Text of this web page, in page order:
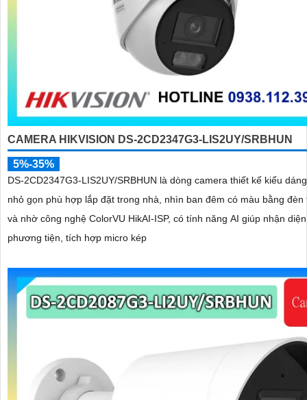
CAMERA HIKVISION DS-2CD2347G3-LIS2UY/SRBHUN
5%-35%
DS-2CD2347G3-LIS2UY/SRBHUN là dòng camera thiết kế kiểu
nhỏ gọn phù hợp lắp đặt trong nhà, nhìn ban đêm có màu bằng đèn
và nhờ công nghệ ColorVU HikAI-ISP, có tính năng AI giúp nhận
phương tiện, tích hợp micro kép